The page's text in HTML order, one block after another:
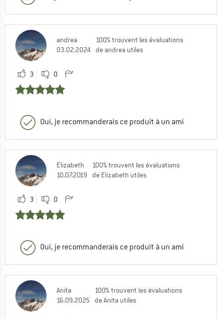
Salutations
Lisa
0
andrea
03.02.2024
100% trouvent les évaluations
de andrea utiles
3 0
Oui, je recommanderais ce produit à un ami
Elizabeth
10.07.2019
100% trouvent les évaluations
de Elizabeth utiles
3 0
Oui, je recommanderais ce produit à un ami
Anita
16.09.2025
100% trouvent les évaluations
de Anita utiles